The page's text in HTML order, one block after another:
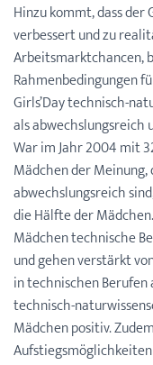
Hinzu kommt, dass der
verbessert und zu
Arbeitsmarktchancen,
Rahmenbedingungen
Girls’Day technisch-
als abwechslungsreich
War im Jahr 2004 mit
Mädchen der
abwechslungsreich
die Hälfte der
Mädchen technische
und gehen verstärkt
in technischen Berufen
technisch-
Mädchen positiv.